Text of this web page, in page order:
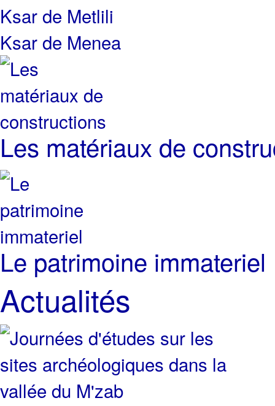
Ksar de Metlili
Ksar de Menea
Les matériaux de
Le patrimoine immateriel
Actualités